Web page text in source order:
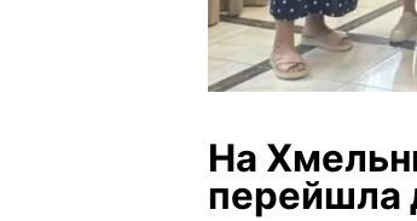
На
перейшла